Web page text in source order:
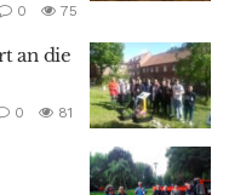
0 75
an die
0 81